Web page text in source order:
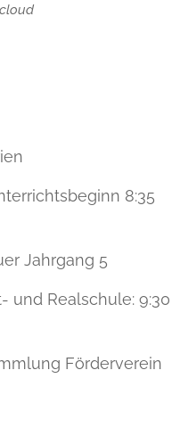
8:35
Jahrgang 5
und Realschule: 9:30
Förderverein